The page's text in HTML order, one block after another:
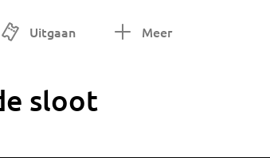
Uitgaan Meer
sloot